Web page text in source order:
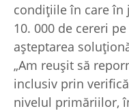
condiţiile în care în
10. 000 de cereri
aşteptarea
„Am reuşit să
inclusiv prin
nivelul primăriilor,